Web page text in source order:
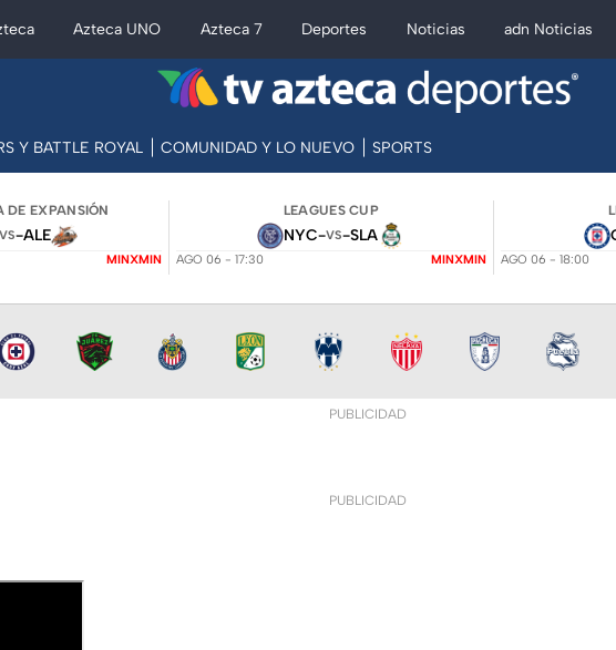
Azteca UNO Azteca 7 Deportes Noticias adn Noticias
Y BATTLE ROYAL COMUNIDAD Y LO NUEVO SPORTS
DE EXPANSIÓN
-ALE
MINXMIN
LEAGUES CUP
NYC-VS-SLA
AGO 06 - 17:30 MINXMIN AGO 06 - 18:00
PUBLICIDAD
PUBLICIDAD